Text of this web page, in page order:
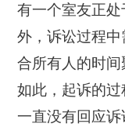
有一个室友正
外，诉讼过程
合所有人的时
如此，起诉的
一直没有回应